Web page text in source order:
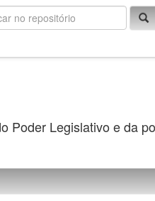
Poder Legislativo e da